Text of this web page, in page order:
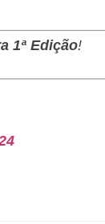
1ª Edição!